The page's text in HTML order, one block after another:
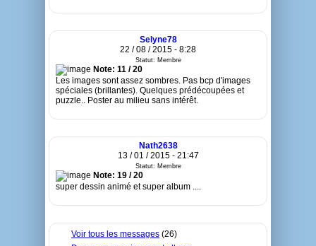
Selyne78
22 / 08 / 2015 - 8:28
Statut: Membre
Note: 11 / 20
Les images sont assez sombres. Pas bcp d'images
spéciales (brillantes). Quelques prédécoupées et
puzzle.. Poster au milieu sans intérêt.
Nath2638
13 / 01 / 2015 - 21:47
Statut: Membre
Note: 19 / 20
super dessin animé et super album ....
Voir tous les messages (26)